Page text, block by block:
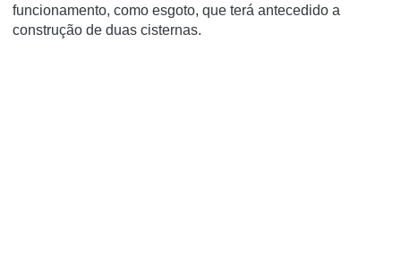
funcionamento, como esgoto, que terá antecedido a
construção de duas cisternas.